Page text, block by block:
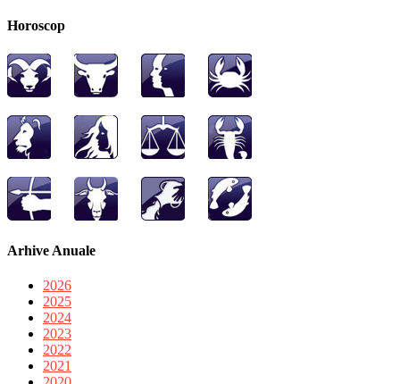
Horoscop
Arhive Anuale
2026
2025
2024
2023
2022
2021